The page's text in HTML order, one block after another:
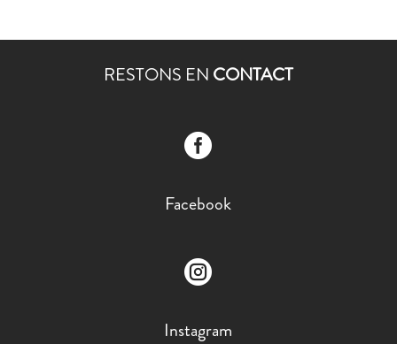
RESTONS EN CONTACT

Facebook

Instagram